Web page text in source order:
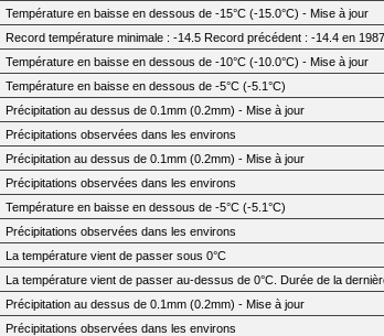
Température en baisse en dessous de -15°C (-15.0°C) - Mise à jour
Record température minimale : -14.5 Record précédent : -14.4 en 1987
Température en baisse en dessous de -10°C (-10.0°C) - Mise à jour
Température en baisse en dessous de -5°C (-5.1°C)
Précipitation au dessus de 0.1mm (0.2mm) - Mise à jour
Précipitations observées dans les environs
Précipitation au dessus de 0.1mm (0.2mm) - Mise à jour
Précipitations observées dans les environs
Température en baisse en dessous de -5°C (-5.1°C)
Précipitations observées dans les environs
La température vient de passer sous 0°C
La température vient de passer au-dessus de 0°C. Durée de la
Précipitation au dessus de 0.1mm (0.2mm) - Mise à jour
Précipitations observées dans les environs